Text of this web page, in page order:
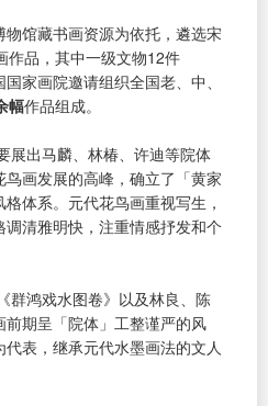
馆藏书画资源为依托，遴选宋
作品，其中一级文物12件
家画院邀请组织全国老、中、
幅作品组成。
展出马麟、林椿、许迪等院体
画发展的高峰，确立了「黄家
体系。元代花鸟画重视写生，
清雅明快，注重情感抒发和个
群鸿戏水图卷》以及林良、陈
期呈「院体」工整谨严的风
表，继承元代水墨画法的文人